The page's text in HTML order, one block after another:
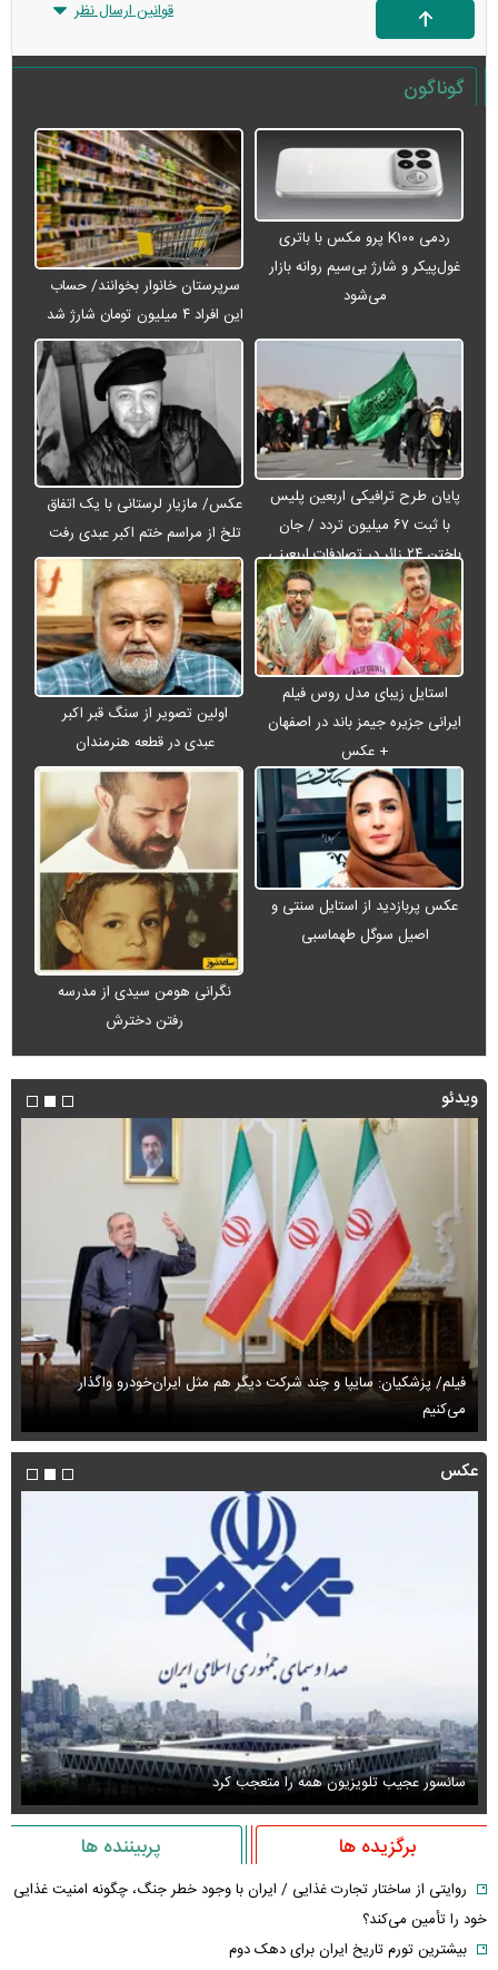
قوانین ارسال نظر
گوناگون
ردمی K۱۰۰ پرو مکس با باتری
غول‌پیکر و شارژ بی‌سیم روانه بازار
می‌شود
سرپرستان خانوار بخوانند/ حساب
این افراد ۴ میلیون تومان شارژ شد
پایان طرح ترافیکی اربعین پلیس
با ثبت ۶۷ میلیون تردد / جان
باختن ۲۴ زائر در تصادفات اربعینی
عکس/ مازیار لرستانی با یک اتفاق
تلخ از مراسم ختم اکبر عبدی رفت
استایل زیبای مدل روس فیلم
ایرانی جزیره جیمز باند در اصفهان
+ عکس
اولین تصویر از سنگ قبر اکبر
عبدی در قطعه هنرمندان
عکس پربازدید از استایل سنتی و
اصیل سوگل طهماسبی
نگرانی هومن سیدی از مدرسه
رفتن دخترش
ویدئو
فیلم/ پزشکیان: سایپا و چند شرکت دیگر هم مثل ایران‌خودرو واگذار
می‌کنیم
عکس
سانسور عجیب تلویزیون همه را متعجب کرد
برگزیده ها پربیننده ها
روایتی از ساختار تجارت غذایی / ایران با وجود خطر جنگ، چگونه امنیت غذایی
خود را تأمین می‌کند؟
بیشترین تورم تاریخ ایران برای دهک دوم